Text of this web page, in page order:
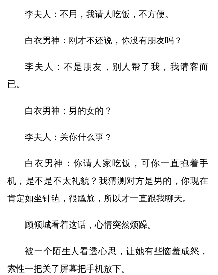
李夫人：不用，我请人吃饭，不方便。
白衣男神：刚才不还说，你没有朋友吗？
李夫人：不是朋友，别人帮了我，我请客而
已。
白衣男神：男的女的？
李夫人：关你什么事？
白衣男神：你请人家吃饭，可你一直抱着手
机，是不是不太礼貌？我猜测对方是男的，你现在
肯定如坐针毡，很尴尬，所以才一直跟我聊天。
顾倾城看着这话，心情突然烦躁。
被一个陌生人看透心思，让她有些恼羞成怒，
索性一把关了屏幕把手机放下。